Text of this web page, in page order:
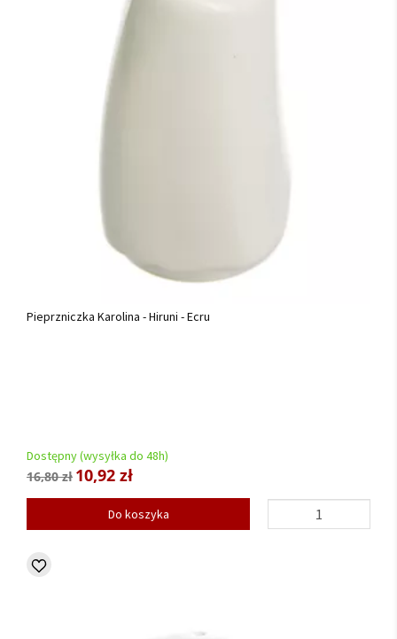
Pieprzniczka Karolina - Hiruni - Ecru
Dostępny (wysyłka do 48h)
16,80 zł 10,92 zł
Do koszyka